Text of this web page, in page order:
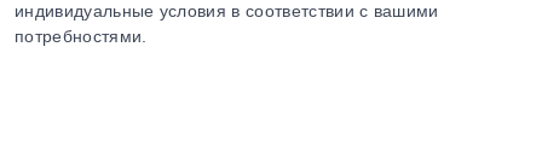
индивидуальные условия в соответствии с вашими
потребностями.